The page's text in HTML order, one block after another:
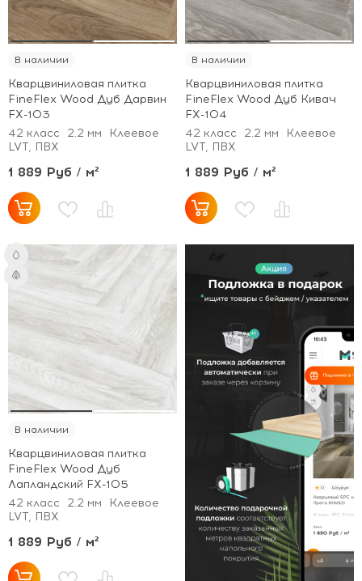
В наличии
Кварцвиниловая плитка
FineFlex Wood Дуб Дарвин
FX-103
42 класс
2.2 мм
Клеевое
LVT, ПВХ
1 889 Руб / м²
В наличии
Кварцвиниловая плитка
FineFlex Wood Дуб Кивач
FX-104
42 класс
2.2 мм
Клеевое
LVT, ПВХ
1 889 Руб / м²
В наличии
Кварцвиниловая плитка
FineFlex Wood Дуб
Лапландский FX-105
42 класс
2.2 мм
Клеевое
LVT, ПВХ
1 889 Руб / м²